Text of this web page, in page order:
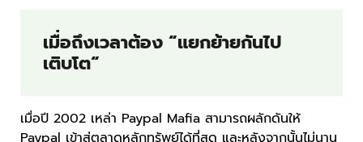
เมื่อถึงเวลาต้อง “แยกย้ายกันไป
เติบโต“
เมื่อปี 2002 เหล่า Paypal Mafia สามารถผลักดันให้